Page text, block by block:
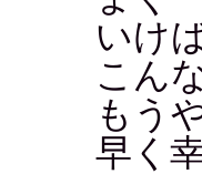
いけ
こん
もう
早く